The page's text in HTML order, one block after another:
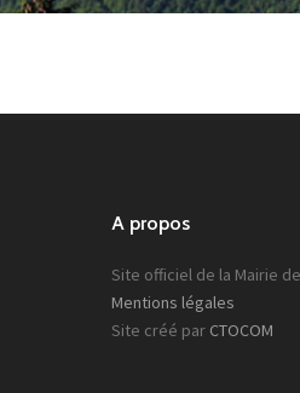
A propos
Site officiel de la Mairie
Mentions légales
Site créé par CTOCOM